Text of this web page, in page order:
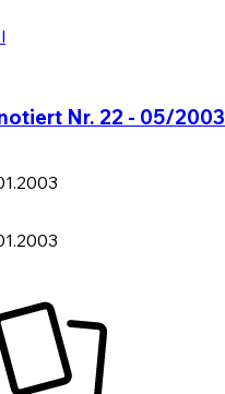
Nr. 22 - 05/2003